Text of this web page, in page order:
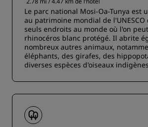
Le parc national Mosi-Oa-Tunya est
au patrimoine mondial de l'UNESCO
seuls endroits au monde où l'on
rhinocéros blanc protégé. Il abrite
nombreux autres animaux,
éléphants, des girafes, des
diverses espèces d'oiseaux